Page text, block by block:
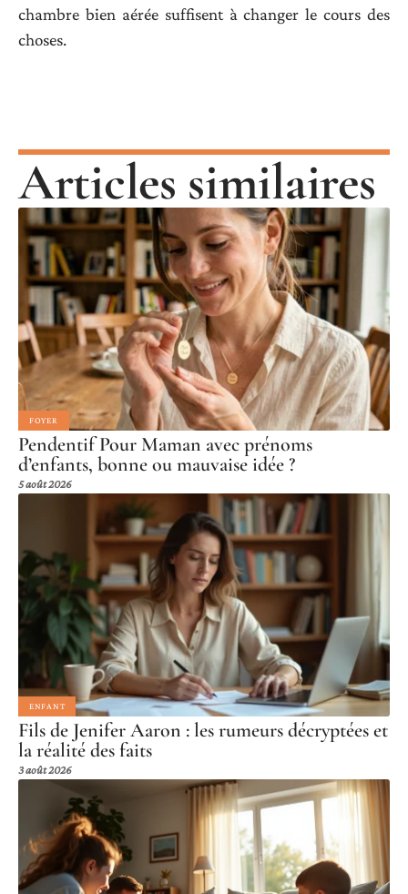
chambre bien aérée suffisent à changer le cours des
choses.
Articles similaires
FOYER
Pendentif Pour Maman avec prénoms
d’enfants, bonne ou mauvaise idée ?
5 août 2026
ENFANT
Fils de Jenifer Aaron : les rumeurs décryptées et
la réalité des faits
3 août 2026